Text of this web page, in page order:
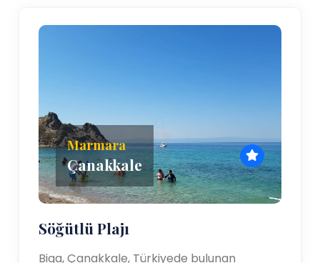
Marmara
Çanakkale
Söğütlü Plajı
Biga, Çanakkale, Türkiyede bulunan